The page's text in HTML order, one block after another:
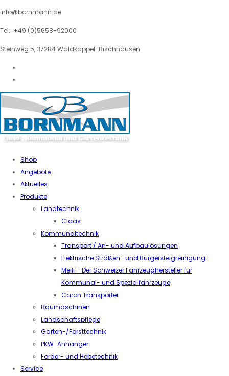
info@bornmann.de
Tel.: +49 (0)5658-92000
Steinweg 5, 37284 Waldkappel-Bischhausen
Shop
Angebote
Aktuelles
Produkte
Landtechnik
Claas
Kommunaltechnik
Transport / An- und Aufbaulösungen
Elektrische Straßen- und Bürgersteigreinigung
Meili – Der Schweizer Fahrzeughersteller für
Kommunal- und Spezialfahrzeuge
Caron Transporter
Baumaschinen
Landschaftspflege
Garten-/Forsttechnik
PKW-Anhänger
Förder- und Hebetechnik
Service